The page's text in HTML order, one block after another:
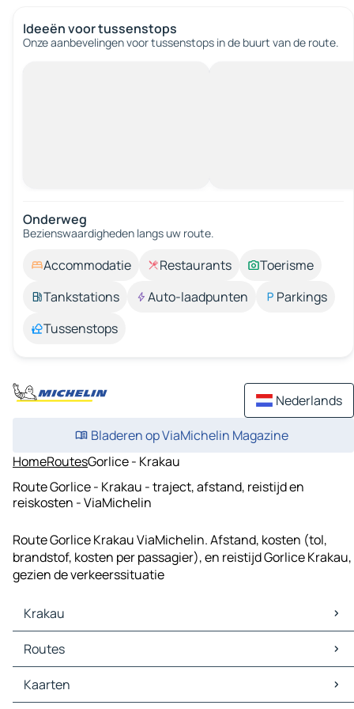
Ideeën voor tussenstops
Onze aanbevelingen voor tussenstops in de buurt van de route.
Onderweg
Bezienswaardigheden langs uw route.
Accommodatie Restaurants
Toerisme
Tankstations
Auto-laadpunten
Parkings
Tussenstops
Nederlands
Bladeren op ViaMichelin Magazine
HomeRoutesGorlice - Krakau
Route Gorlice - Krakau - traject, afstand, reistijd en
reiskosten - ViaMichelin
Route Gorlice Krakau ViaMichelin. Afstand, kosten (tol,
brandstof, kosten per passagier), en reistijd Gorlice Krakau,
gezien de verkeerssituatie
Krakau
Krakau Kaarten
Krakau Verkeer
Krakau Hotels
Krakau Restaurants
Routes
Routes Krakau - Lodz
Routes Krakau - Wroclaw
Kaarten